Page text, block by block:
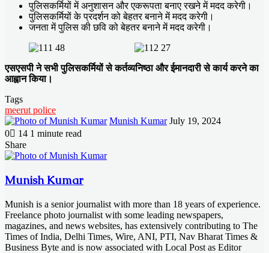
पुलिसकर्मियों में अनुशासन और एकरूपता बनाए रखने में मदद करेगी।
पुलिसकर्मियों के प्रदर्शन को बेहतर बनाने में मदद करेगी।
जनता में पुलिस की छवि को बेहतर बनाने में मदद करेगी।
एसएसपी ने सभी पुलिसकर्मियों से कर्तव्यनिष्ठा और ईमानदारी से कार्य करने का
आह्वान किया।
Tags
meerut police
Munish Kumar Send
July 19, 2024
0
14 1 minute read
Facebook
X
LinkedIn
Messenger
Messenger
WhatsApp
Telegram
Share
Facebook
X
LinkedIn
Messenger
Messenger
WhatsApp
Telegram
Share
Email
Print
Munish Kumar
Munish is a senior journalist with more than 18 years of experience.
Freelance photo journalist with some leading newspapers,
magazines, and news websites, has extensively contributing to The
Times of India, Delhi Times, Wire, ANI, PTI, Nav Bharat Times &
Business Byte and is now associated with Local Post as Editor